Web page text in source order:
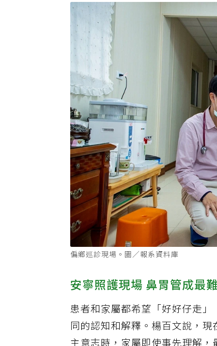
安寧照護現場 鼻胃管成最
患者和家屬都希望「好好仔走
同的認知和解釋。楊百文說，